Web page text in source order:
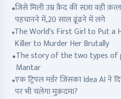
जिसे मिली उम्र क़ैद की सज़ा वही
पहचानने में,20 साल ढूंढने में लगे
The World's First Girl to Put a
Killer to Murder Her Brutally
The story of the two types of
Mantar
एक ट्रिपल मर्डर जिसका Idea AI ने
पर भी चलेगा मुक़दमा?